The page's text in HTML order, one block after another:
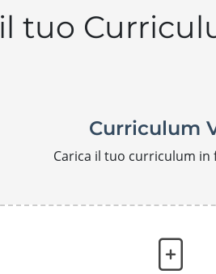
tuo
Curriculum
Carica il tuo curriculum in